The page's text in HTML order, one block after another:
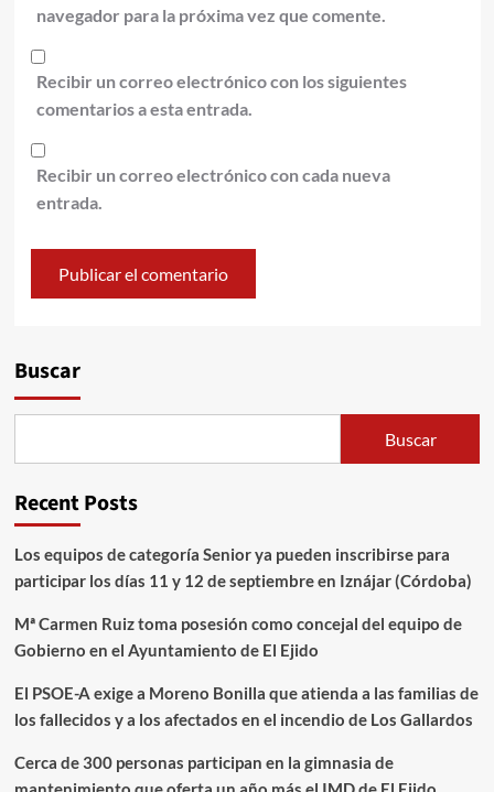
navegador para la próxima vez que comente.
Recibir un correo electrónico con los siguientes
comentarios a esta entrada.
Recibir un correo electrónico con cada nueva
entrada.
Buscar
Buscar
Recent Posts
Los equipos de categoría Senior ya pueden inscribirse para
participar los días 11 y 12 de septiembre en Iznájar (Córdoba)
Mª Carmen Ruiz toma posesión como concejal del equipo de
Gobierno en el Ayuntamiento de El Ejido
El PSOE-A exige a Moreno Bonilla que atienda a las familias de
los fallecidos y a los afectados en el incendio de Los Gallardos
Cerca de 300 personas participan en la gimnasia de